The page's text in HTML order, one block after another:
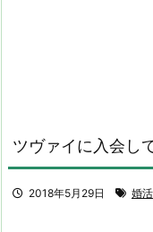
ツヴァイに入会し
2018年5月29日 婚活